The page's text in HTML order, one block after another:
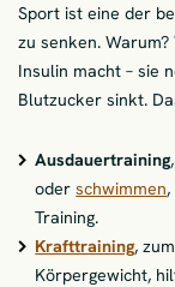
Sport ist eine der
zu senken.
Insulin macht – sie
Blutzucker sinkt.
Ausdauertraining
oderschwimmen
Training.
Krafttraining,
Körpergewicht,